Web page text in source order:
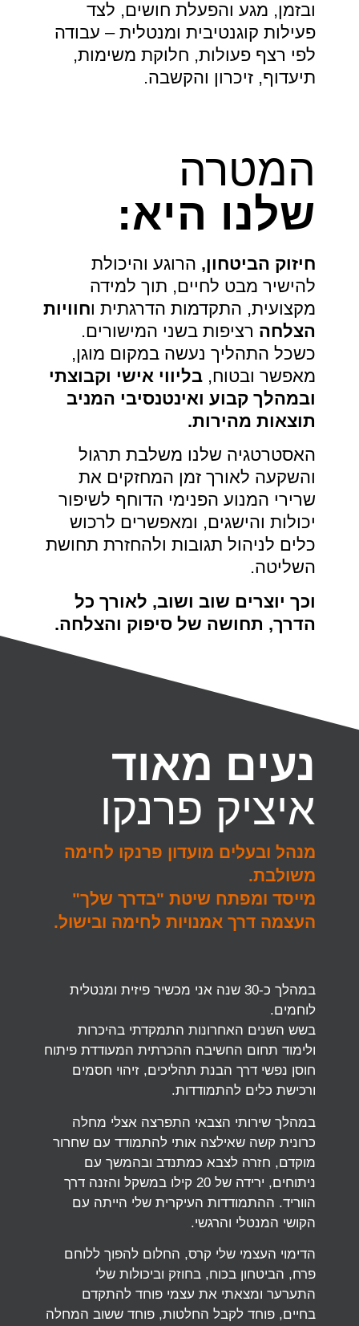
ובזמן, מגע והפעלת חושים, לצד
פעילות קוגנטיבית ומנטלית – עבודה
לפי רצף פעולות, חלוקת משימות,
תיעדוף, זיכרון והקשבה.
המטרה
שלנו היא:
חיזוק הביטחון, הרוגע והיכולת
להישיר מבט לחיים, תוך למידה
מקצועית, התקדמות הדרגתית וחוויות
הצלחה רציפות בשני המישורים.
כשכל התהליך נעשה במקום מוגן,
מאפשר ובטוח, בליווי אישי וקבוצתי
ובמהלך קבוע ואינטנסיבי המניב
תוצאות מהירות.
האסטרטגיה שלנו משלבת תרגול
והשקעה לאורך זמן המחזקים את
שרירי המנוע הפנימי הדוחף לשיפור
יכולות והישגים, ומאפשרים לרכוש
כלים לניהול תגובות ולהחזרת תחושת
השליטה.
וכך יוצרים שוב ושוב, לאורך כל
הדרך, תחושה של סיפוק והצלחה.
נעים מאוד
איציק פרנקו
מנהל ובעלים מועדון פרנקו לחימה
משולבת.
מייסד ומפתח שיטת "בדרך שלך"
העצמה דרך אמנויות לחימה ובישול.
במהלך כ-30 שנה אני מכשיר פיזית ומנטלית
לוחמים.
בשש השנים האחרונות התמקדתי בהיכרות
ולימוד תחום החשיבה ההכרתית המעודדת פיתוח
חוסן נפשי דרך הבנת תהליכים, זיהוי חסמים
ורכישת כלים להתמודדות.
במהלך שירותי הצבאי התפרצה אצלי מחלה
כרונית קשה שאילצה אותי להתמודד עם שחרור
מוקדם, חזרה לצבא כמתנדב ובהמשך עם
ניתוחים, ירידה של 20 קילו במשקל והזנה דרך
הווריד. ההתמודדות העיקרית שלי הייתה עם
הקושי המנטלי והרגשי.
הדימוי העצמי שלי קרס, החלום להפוך ללוחם
פרח, הביטחון בכוח, בחוזק וביכולות שלי
התערער ומצאתי את עצמי פוחד להתקדם
בחיים, פוחד לקבל החלטות, פוחד ששוב המחלה